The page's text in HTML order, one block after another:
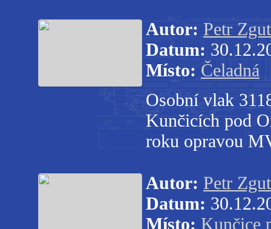
Autor: Petr Zgut
Datum:
Místo: Čeladná
Osobní vlak
Kunčicích pod
roku opravou
Autor: Petr Zgut
Datum:
Místo: Kunčice